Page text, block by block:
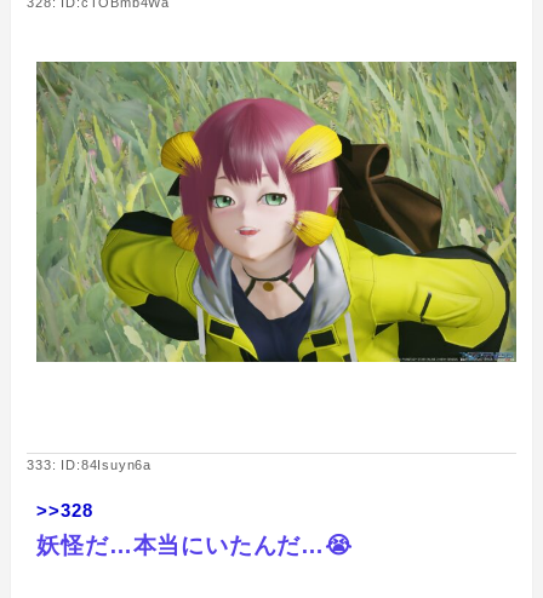
333: ID:84Isuyn6a
>>328
妖怪だ…本当にいたんだ…😭